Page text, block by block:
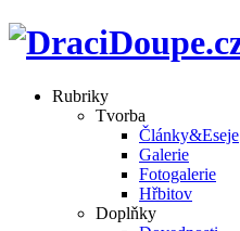
Rubriky
Tvorba
Články&Eseje
Galerie
Fotogalerie
Hřbitov
Doplňky